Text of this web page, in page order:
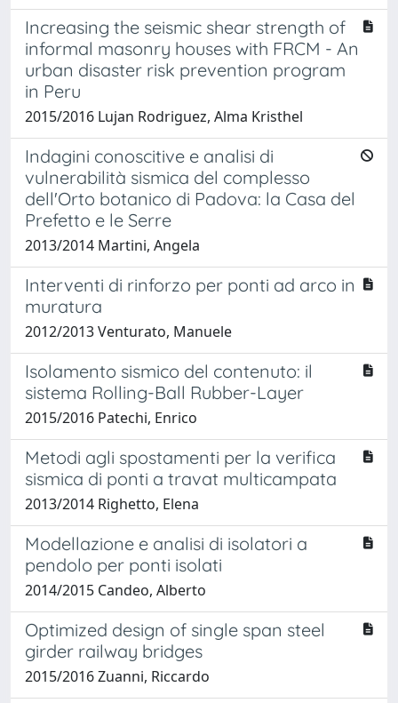
Increasing the seismic shear strength of
informal masonry houses with FRCM - An
urban disaster risk prevention program
in Peru
2015/2016 Lujan Rodriguez, Alma Kristhel
Indagini conoscitive e analisi di
vulnerabilità sismica del complesso
dell'Orto botanico di Padova: la Casa del
Prefetto e le Serre
2013/2014 Martini, Angela
Interventi di rinforzo per ponti ad arco in
muratura
2012/2013 Venturato, Manuele
Isolamento sismico del contenuto: il
sistema Rolling-Ball Rubber-Layer
2015/2016 Patechi, Enrico
Metodi agli spostamenti per la verifica
sismica di ponti a travat multicampata
2013/2014 Righetto, Elena
Modellazione e analisi di isolatori a
pendolo per ponti isolati
2014/2015 Candeo, Alberto
Optimized design of single span steel
girder railway bridges
2015/2016 Zuanni, Riccardo